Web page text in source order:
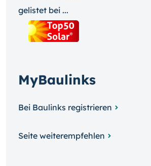
gelistet bei ...
MyBaulinks
Bei Baulinks registrieren
Seite weiterempfehlen